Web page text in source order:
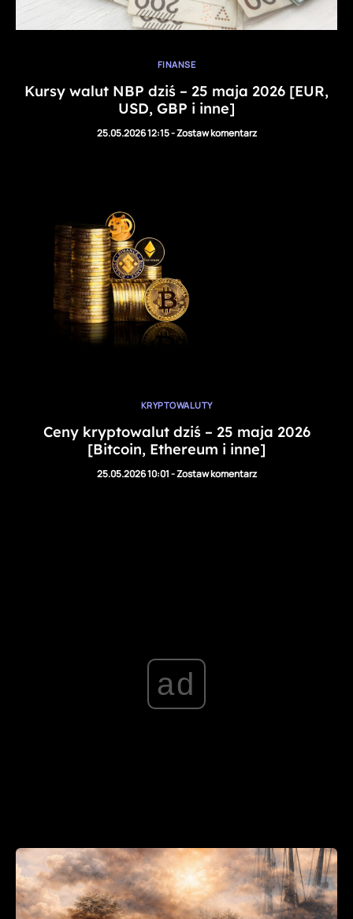
FINANSE
Kursy walut NBP dziś – 25 maja 2026 [EUR,
USD, GBP i inne]
25.05.2026 12:15-Zostaw komentarz
KRYPTOWALUTY
Ceny kryptowalut dziś – 25 maja 2026
[Bitcoin, Ethereum i inne]
25.05.2026 10:01-Zostaw komentarz
ad